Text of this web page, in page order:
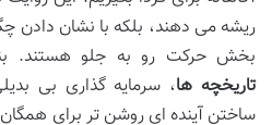
ریشه می دهند، بلکه با نشان دادن
بخش حرکت رو به جلو هستند.
تاریخچه ها، سرمایه گذاری بی
ساختن آینده ای روشن تر برای